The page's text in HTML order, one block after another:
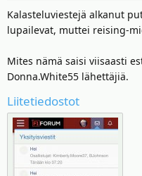
Kalasteluviestejä alkanut
lupailevat, muttei reising-
Mites nämä saisi viisaasti
Donna.White55 lähettäjiä.
Liitetiedostot